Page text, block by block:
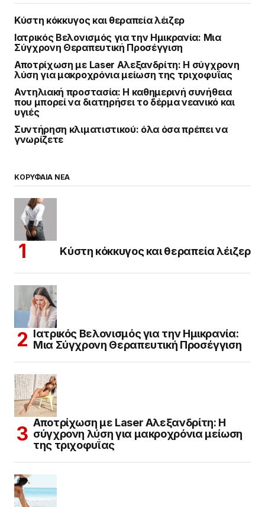
Κύστη κόκκυγος και θεραπεία λέιζερ
Ιατρικός Βελονισμός για την Ημικρανία: Μια
Σύγχρονη Θεραπευτική Προσέγγιση
Αποτρίχωση με Laser Αλεξανδρίτη: Η σύγχρονη
λύση για μακροχρόνια μείωση της τριχοφυΐας
Αντηλιακή προστασία: Η καθημερινή συνήθεια
που μπορεί να διατηρήσει το δέρμα νεανικό και
υγιές
Συντήρηση κλιματιστικού: όλα όσα πρέπει να
γνωρίζετε
ΚΟΡΥΦΑΙΑ ΝΕΑ
Κύστη κόκκυγος και θεραπεία λέιζερ
Ιατρικός Βελονισμός για την Ημικρανία:
Μια Σύγχρονη Θεραπευτική Προσέγγιση
Αποτρίχωση με Laser Αλεξανδρίτη: Η
σύγχρονη λύση για μακροχρόνια μείωση
της τριχοφυΐας